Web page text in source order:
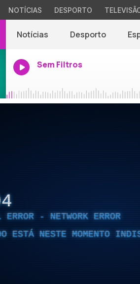
NOTÍCIAS DESPORTO
Notícias Desporto
Sem Filtros
- NETWORK ERROR
ESTÁ NESTE MOMENTO